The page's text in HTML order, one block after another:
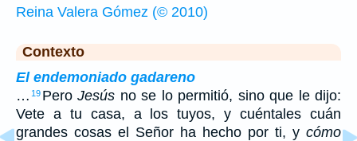
Reina Valera Gómez (© 2010)
Contexto
El endemoniado gadareno
… 19 PeroJesús no se lo permitió, sino que le dijo:
Vete a tu casa, a los tuyos, y cuéntales cuán
grandes cosas el Señor ha hecho por ti, y cómo